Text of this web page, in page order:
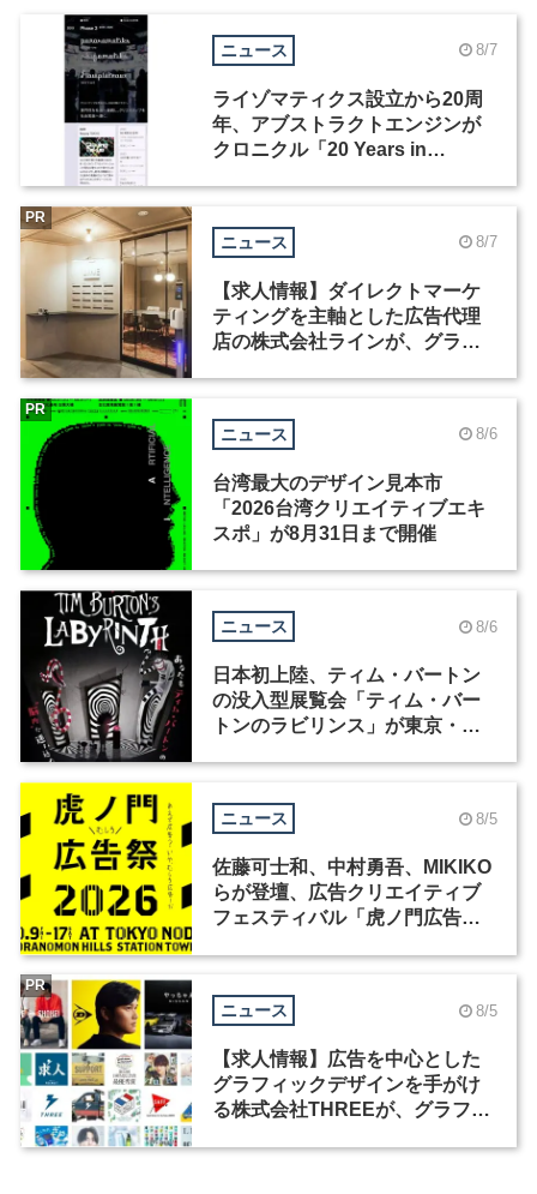
ニュース 8/7
ライゾマティクス設立から20周
年、アブストラクトエンジンが
クロニクル「20 Years in
ニュース 8/7
【求人情報】ダイレクトマーケ
ティングを主軸とした広告代理
店の株式会社ラインが、グラフ
PR
ニュース 8/6
台湾最大のデザイン見本市
「2026台湾クリエイティブエキ
スポ」が8月31日まで開催
PR
ニュース 8/6
日本初上陸、ティム・バートン
の没入型展覧会「ティム・バー
トンのラビリンス」が東京・豊
ニュース 8/5
佐藤可士和、中村勇吾、MIKIKO
らが登壇、広告クリエイティブ
フェスティバル「虎ノ門広告
ニュース 8/5
【求人情報】広告を中心とした
グラフィックデザインを手がけ
る株式会社THREEが、グラフィ
PR